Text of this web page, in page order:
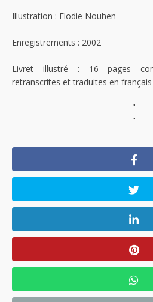
Illustration : Elodie Nouhen
Enregistrements : 2002
Livret illustré : 16 pages
retranscrites et traduites en français
"
"